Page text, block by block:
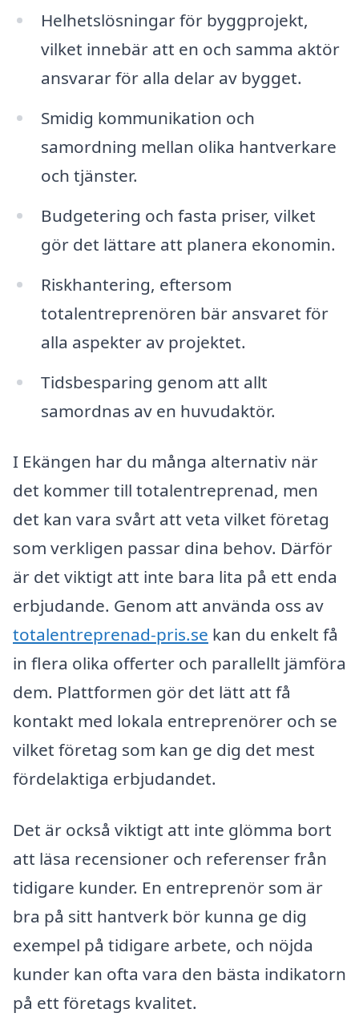
Helhetslösningar för byggprojekt,
vilket innebär att en och samma aktör
ansvarar för alla delar av bygget.
Smidig kommunikation och
samordning mellan olika hantverkare
och tjänster.
Budgetering och fasta priser, vilket
gör det lättare att planera ekonomin.
Riskhantering, eftersom
totalentreprenören bär ansvaret för
alla aspekter av projektet.
Tidsbesparing genom att allt
samordnas av en huvudaktör.
I Ekängen har du många alternativ när
det kommer till totalentreprenad, men
det kan vara svårt att veta vilket företag
som verkligen passar dina behov. Därför
är det viktigt att inte bara lita på ett enda
erbjudande. Genom att använda oss av
totalentreprenad-pris.se kan du enkelt få
in flera olika offerter och parallellt jämföra
dem. Plattformen gör det lätt att få
kontakt med lokala entreprenörer och se
vilket företag som kan ge dig det mest
fördelaktiga erbjudandet.
Det är också viktigt att inte glömma bort
att läsa recensioner och referenser från
tidigare kunder. En entreprenör som är
bra på sitt hantverk bör kunna ge dig
exempel på tidigare arbete, och nöjda
kunder kan ofta vara den bästa indikatorn
på ett företags kvalitet.